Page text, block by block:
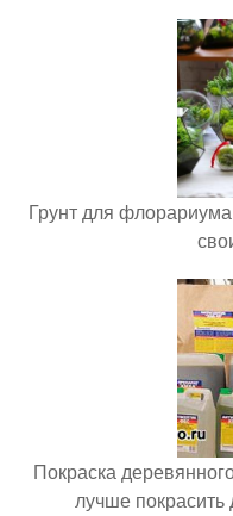
Грунт для
Покраска
лучше